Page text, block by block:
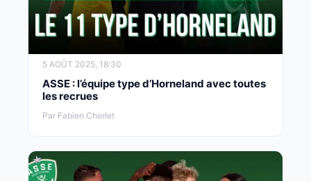
5 AOÛT 2025, 18:30
ASSE : l’équipe type d’Horneland avec toutes
les recrues
Par Fabien Chorlet